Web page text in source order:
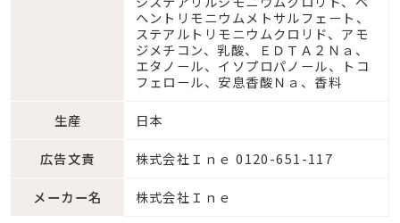
ヘントリモニウムメトサルフェート、
ステアルトリモニウムクロリド、アモ
ジメチコン、乳酸、ＥＤＴＡ２Ｎａ、
エタノール、イソプロパノール、トコ
フェロール、安息香酸Ｎａ、香料
生産 日本
広告文責 株式会社Ｉｎｅ 0120-651-117
メーカー名 株式会社Ｉｎｅ